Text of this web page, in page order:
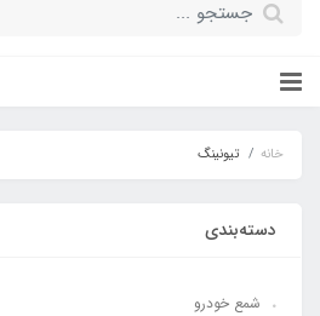
خانه تیونینگ
دسته‌بندی
شمع خودرو